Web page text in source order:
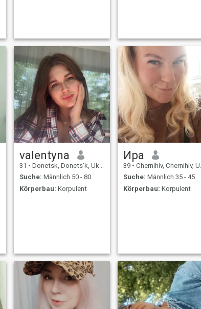
valentyna
31 • Donetsk, Donets'k, Ukraine
Suche: Männlich 50 - 80
Körperbau: Korpulent
Ира
39 • Chernihiv, Chernihiv, Ukraine
Suche: Männlich 35 - 45
Körperbau: Korpulent